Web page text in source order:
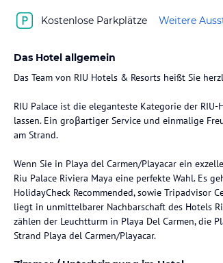
Kostenlose Parkplätze Weitere
Das Hotel allgemein
Das Team von RIU Hotels & Resorts heißt Sie
RIU Palace ist die eleganteste Kategorie der
lassen. Ein groβartiger Service und einmalige
am Strand.
Wenn Sie in Playa del Carmen/Playacar ein
Riu Palace Riviera Maya eine perfekte Wahl. Es
HolidayCheck Recommended, sowie Tripadvisor
liegt in unmittelbarer Nachbarschaft des Hotels
zählen der Leuchtturm in Playa Del Carmen, die
Strand Playa del Carmen/Playacar.